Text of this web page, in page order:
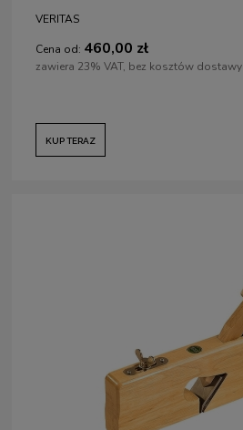
VERITAS
Cena od: 460,00 zł
zawiera 23% VAT, bez kosztów dostawy
KUP TERAZ